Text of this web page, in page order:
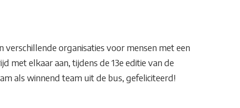
verschillende organisaties voor mensen met een
met elkaar aan, tijdens de 13e editie van de
als winnend team uit de bus, gefeliciteerd!